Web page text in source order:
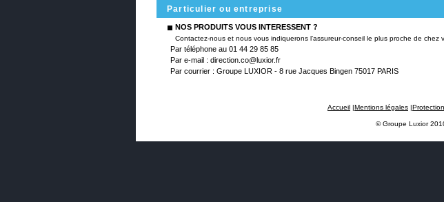
Particulier ou entreprise
NOS PRODUITS VOUS INTERESSENT ?
Contactez-nous et nous vous indiquerons l’assureur-conseil le plus proche de chez
Par téléphone au 01 44 29 85 85
Par e-mail : direction.co@luxior.fr
Par courrier : Groupe LUXIOR - 8 rue Jacques Bingen 75017 PARIS
Accueil |Mentions légales |
© Groupe Luxior